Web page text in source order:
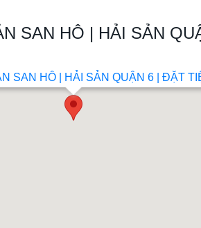
SAN HÔ | HẢI SẢN
SAN HÔ | HẢI SẢN QUẬN 6 | ĐẶT